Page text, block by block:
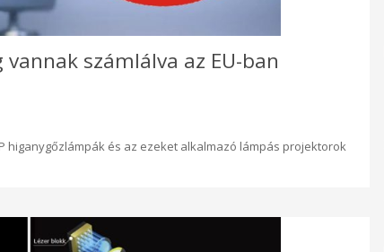
számlálva az EU-ban
higanygőzlámpák és az ezeket alkalmazó lámpás projektorok